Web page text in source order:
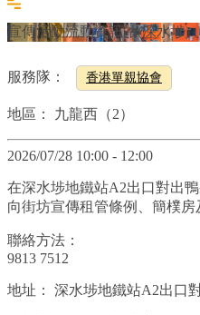
宣傳活動流動資訊站(深水埗)
服務隊： 香港單親協會
地區： 九龍西（2）
2026/07/28 10:00 - 12:00
在深水埗地鐵站A2出口對出
向街坊宣傳租管條例、簡樸房
聯絡方法：
9813 7512
地址： 深水埗地鐵站A2出口